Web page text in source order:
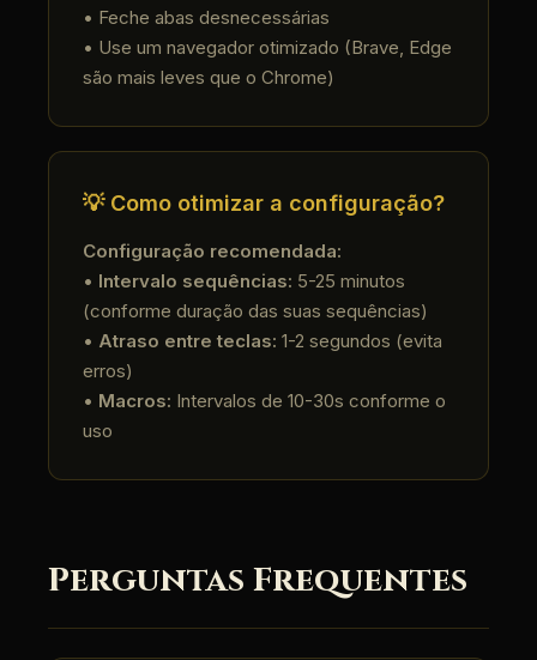
• Feche abas desnecessárias
• Use um navegador otimizado (Brave, Edge
são mais leves que o Chrome)
💡 Como otimizar a configuração?
Configuração recomendada:
• Intervalo sequências: 5-25 minutos
(conforme duração das suas sequências)
• Atraso entre teclas: 1-2 segundos (evita
erros)
• Macros: Intervalos de 10-30s conforme o
uso
Perguntas Frequentes